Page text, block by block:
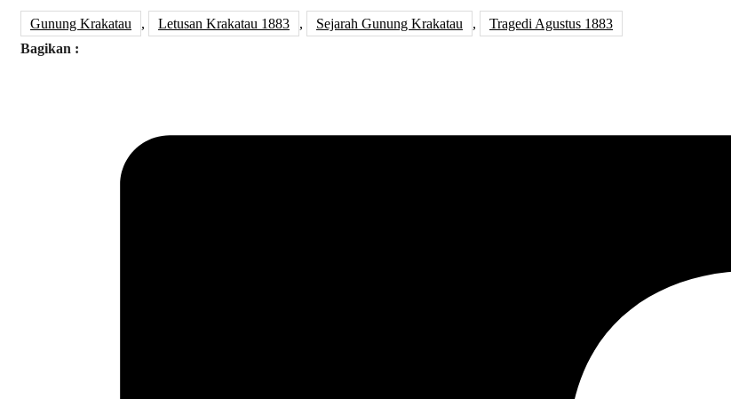
Gunung Krakatau , Letusan Krakatau 1883 , Sejarah Gunung Krakatau ,
Tragedi Agustus 1883
Bagikan :